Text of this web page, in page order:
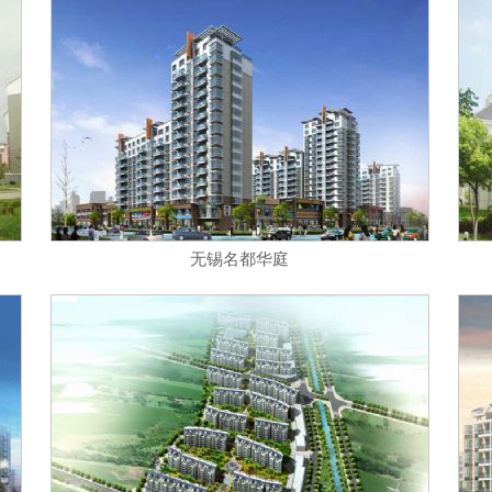
无锡名都华庭